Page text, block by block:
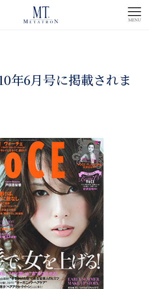
MENU
年6月号に掲載されま